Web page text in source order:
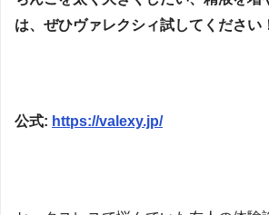
は、ぜひヴァレクシィ試してください
公式: https://valexy.jp/